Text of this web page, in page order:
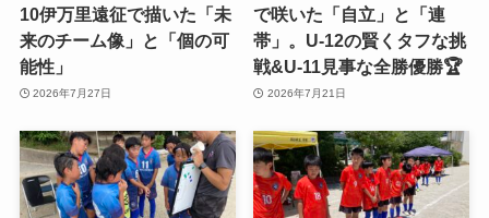
10伊万里遠征で描いた「未
来のチーム像」と「個の可
能性」
2026年7月27日
で咲いた「自立」と「連
帯」。U-12の賢くタフな挑
戦&U-11見事な全勝優勝🏆
2026年7月21日